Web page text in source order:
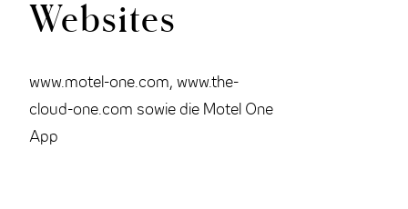
Websites
www.motel-one.com, www.the-
cloud-one.com sowie die Motel One
App